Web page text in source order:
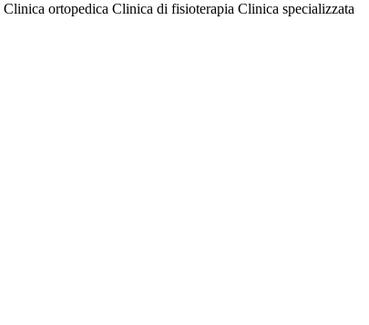
Clinica ortopedica Clinica di fisioterapia Clinica specializzata